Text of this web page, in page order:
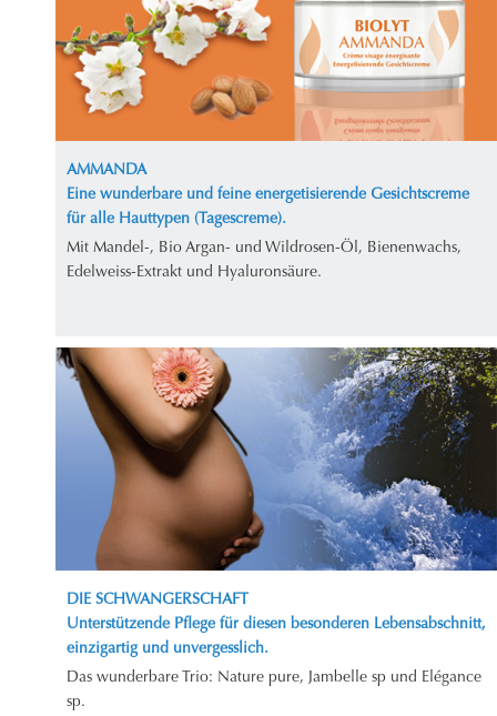
AMMANDA
Eine wunderbare und feine energetisierende Gesichtscreme
für alle Hauttypen (Tagescreme).
Mit Mandel-, Bio Argan- und Wildrosen-Öl, Bienenwachs,
Edelweiss-Extrakt und Hyaluronsäure.
DIE SCHWANGERSCHAFT
Unterstützende Pflege für diesen besonderen Lebensabschnitt,
einzigartig und unvergesslich.
Das wunderbare Trio: Nature pure, Jambelle sp und Elégance
sp.